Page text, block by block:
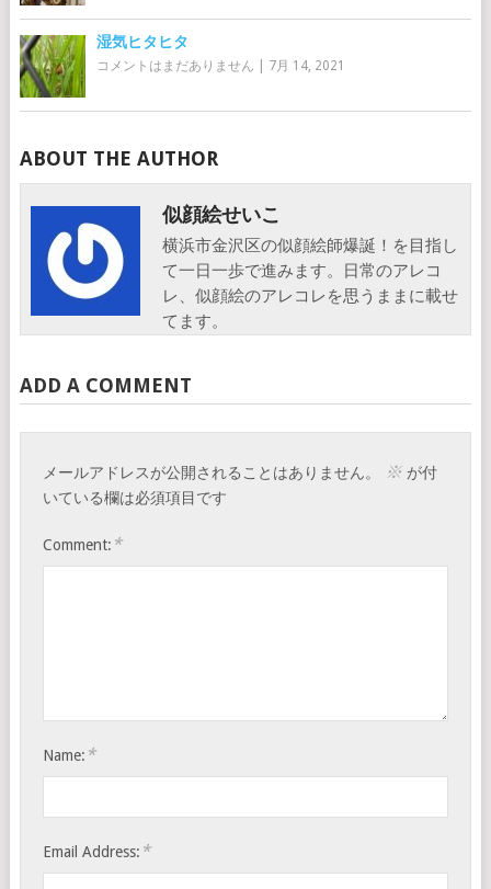
湿気ヒタヒタ
コメントはまだありません 7月 14, 2021
ABOUT THE AUTHOR
似顔絵せいこ
横浜市金沢区の似顔絵師爆誕！を目指し
て一日一歩で進みます。日常のアレコ
レ、似顔絵のアレコレを思うままに載せ
てます。
ADD A COMMENT
メールアドレスが公開されることはありません。 ※ が付
いている欄は必須項目です
Comment: *
Name: *
Email Address: *